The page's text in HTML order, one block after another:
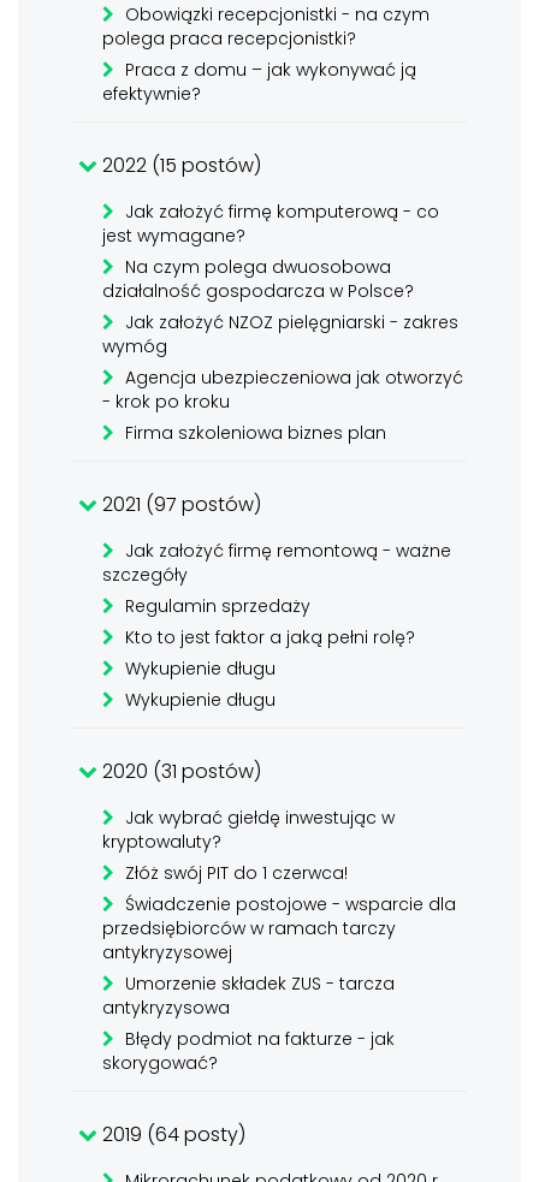
Obowiązki recepcjonistki - na czym
polega praca recepcjonistki?
Praca z domu – jak wykonywać ją
efektywnie?
2022 (15 postów)
Jak założyć firmę komputerową - co
jest wymagane?
Na czym polega dwuosobowa
działalność gospodarcza w Polsce?
Jak założyć NZOZ pielęgniarski - zakres
wymóg
Agencja ubezpieczeniowa jak otworzyć
- krok po kroku
Firma szkoleniowa biznes plan
2021 (97 postów)
Jak założyć firmę remontową - ważne
szczegóły
Regulamin sprzedaży
Kto to jest faktor a jaką pełni rolę?
Wykupienie długu
Wykupienie długu
2020 (31 postów)
Jak wybrać giełdę inwestując w
kryptowaluty?
Złóż swój PIT do 1 czerwca!
Świadczenie postojowe - wsparcie dla
przedsiębiorców w ramach tarczy
antykryzysowej
Umorzenie składek ZUS - tarcza
antykryzysowa
Błędy podmiot na fakturze - jak
skorygować?
2019 (64 posty)